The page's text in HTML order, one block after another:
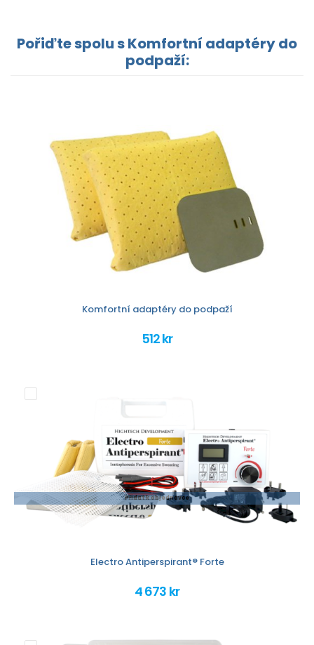
Pořiďte spolu s Komfortní adaptéry do
podpaží:
Komfortní adaptéry do podpaží
512 kr
Přidat k objednávce
Electro Antiperspirant® Forte
4 673 kr